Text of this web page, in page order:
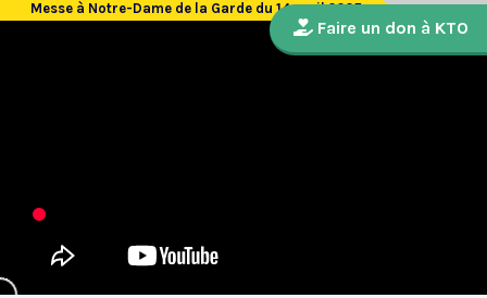
Messe à Notre-Dame de la Garde du 14 avril 2025
Faire un don à KTO